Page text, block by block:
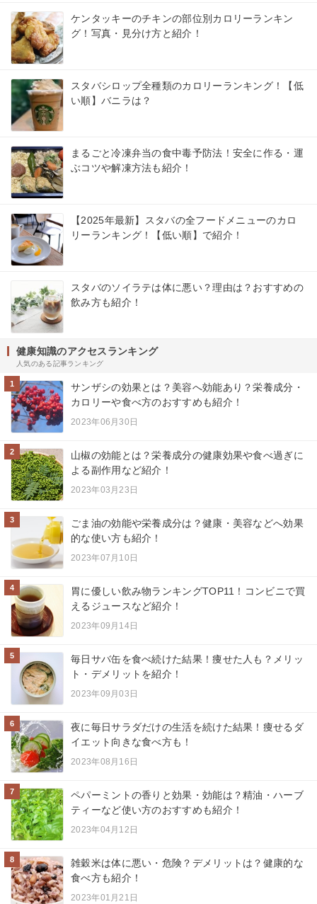
ケンタッキーのチキンの部位別カロリーランキン
グ！写真・見分け方と紹介！
スタバシロップ全種類のカロリーランキング！【低
い順】バニラは？
まるごと冷凍弁当の食中毒予防法！安全に作る・運
ぶコツや解凍方法も紹介！
【2025年最新】スタバの全フードメニューのカロ
リーランキング！【低い順】で紹介！
スタバのソイラテは体に悪い？理由は？おすすめの
飲み方も紹介！
健康知識のアクセスランキング
人気のある記事ランキング
1
サンザシの効果とは？美容へ効能あり？栄養成分・
カロリーや食べ方のおすすめも紹介！
2023年06月30日
2
山椒の効能とは？栄養成分の健康効果や食べ過ぎに
よる副作用など紹介！
2023年03月23日
3
ごま油の効能や栄養成分は？健康・美容などへ効果
的な使い方も紹介！
2023年07月10日
4
胃に優しい飲み物ランキングTOP11！コンビニで買
えるジュースなど紹介！
2023年09月14日
5
毎日サバ缶を食べ続けた結果！痩せた人も？メリッ
ト・デメリットを紹介！
2023年09月03日
6
夜に毎日サラダだけの生活を続けた結果！痩せるダ
イエット向きな食べ方も！
2023年08月16日
7
ペパーミントの香りと効果・効能は？精油・ハーブ
ティーなど使い方のおすすめも紹介！
2023年04月12日
8
雑穀米は体に悪い・危険？デメリットは？健康的な
食べ方も紹介！
2023年01月21日